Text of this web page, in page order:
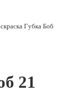
Губка Боб
21